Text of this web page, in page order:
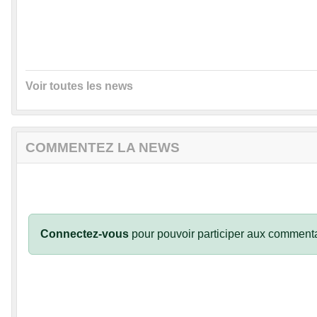
Voir toutes les news
COMMENTEZ LA NEWS
Connectez-vous pour pouvoir participer aux